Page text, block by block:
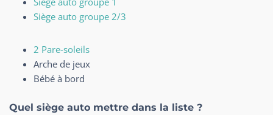
Siège auto groupe 2/3
2 Pare-soleils
Arche de jeux
Bébé à bord
Quel siège auto mettre dans la liste ?